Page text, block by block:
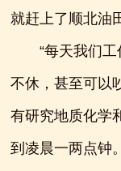
就赶上了顺北油
“每天我们工
不休，甚至可以
有研究地质化学
到凌晨一两点钟